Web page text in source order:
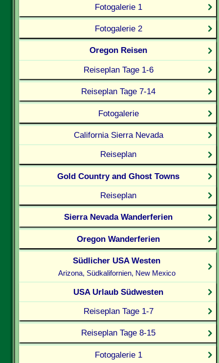
Fotogalerie 1
Fotogalerie 2
Oregon Reisen
Reiseplan Tage 1-6
Reiseplan Tage 7-14
Fotogalerie
California Sierra Nevada
Reiseplan
Gold Country and Ghost Towns
Reiseplan
Sierra Nevada Wanderferien
Oregon Wanderferien
Südlicher USA Westen
Arizona, Südkalifornien, New Mexico
USA Urlaub Südwesten
Reiseplan Tage 1-7
Reiseplan Tage 8-15
Fotogalerie 1